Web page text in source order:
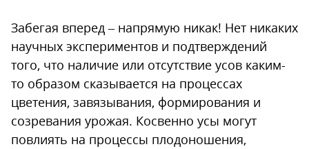
Забегая вперед – напрямую никак! Нет никаких
научных экспериментов и подтверждений
того, что наличие или отсутствие усов каким-
то образом сказывается на процессах
цветения, завязывания, формирования и
созревания урожая. Косвенно усы могут
повлиять на процессы плодоношения,